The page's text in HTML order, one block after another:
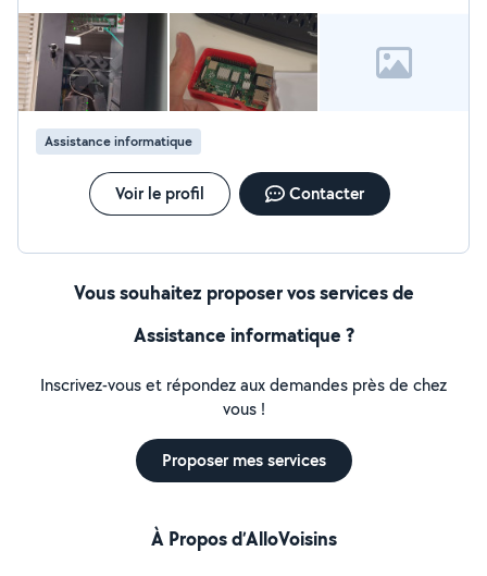
Assistance informatique
Voir le profil Contacter
Vous souhaitez proposer vos services de
Assistance informatique ?
Inscrivez-vous et répondez aux demandes près de chez
vous !
Proposer mes services
À Propos d’AlloVoisins